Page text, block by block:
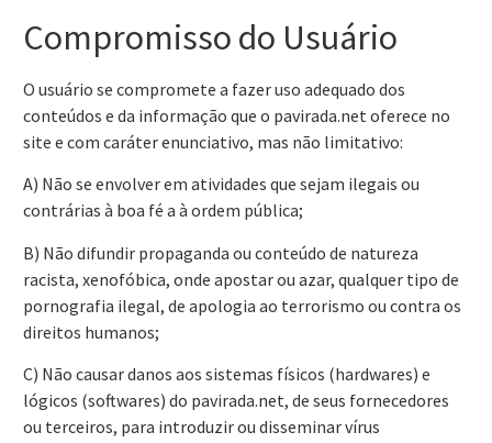
Compromisso do Usuário
O usuário se compromete a fazer uso adequado dos
conteúdos e da informação que o pavirada.net oferece no
site e com caráter enunciativo, mas não limitativo:
A) Não se envolver em atividades que sejam ilegais ou
contrárias à boa fé a à ordem pública;
B) Não difundir propaganda ou conteúdo de natureza
racista, xenofóbica, onde apostar ou azar, qualquer tipo de
pornografia ilegal, de apologia ao terrorismo ou contra os
direitos humanos;
C) Não causar danos aos sistemas físicos (hardwares) e
lógicos (softwares) do pavirada.net, de seus fornecedores
ou terceiros, para introduzir ou disseminar vírus